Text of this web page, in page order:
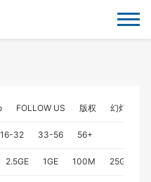
FOLLOW US 版权 幻灯片
16-32 33-56 56+
2.5GE 1GE 100M 25GE